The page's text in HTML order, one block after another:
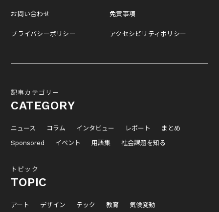
お問い合わせ
プライバシーポリシー
免責事項
アクセシビリティポリシー
記事カテゴリー
CATEGORY
ニュース コラム インタビュー レポート
まとめ
Sponsored
イベント 用語集 社会課題を知る
トピック
TOPIC
アート デザイン テック 教育 気候変動